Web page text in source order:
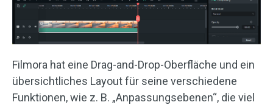
Filmora hat eine Drag-and-Drop-Oberfläche und ein
übersichtliches Layout für seine verschiedene
Funktionen, wie z. B. „Anpassungsebenen“, die viel